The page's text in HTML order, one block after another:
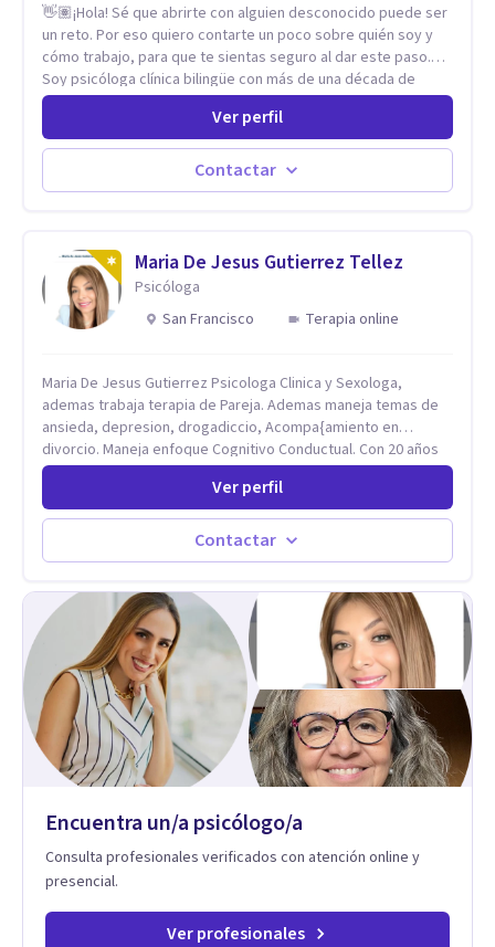
👋🏽¡Hola! Sé que abrirte con alguien desconocido puede ser
un reto. Por eso quiero contarte un poco sobre quién soy y
cómo trabajo, para que te sientas seguro al dar este paso.
Soy psicóloga clínica bilingüe con más de una década de
experiencia. He dictado conferencias, escrito artículos y
ejercido como profesora universitaria. Un dato curioso: he
vivido en varios países y conozco de primera mano lo que
significa ser migrante, adaptarse a los cambios y empezar de
nuevo.
Ver perfil
Contactar
Maria De Jesus Gutierrez Tellez
Psicóloga
San Francisco
Terapia online
Maria De Jesus Gutierrez Psicologa Clinica y Sexologa,
ademas trabaja terapia de Pareja. Ademas maneja temas de
ansieda, depresion, drogadiccio, Acompa{amiento en
divorcio. Maneja enfoque Cognitivo Conductual. Con 20 años
de experiencia, constantemente capacitandose en las
diferntes areas de la Salud Mental.
Ver perfil
Contactar
Encuentra un/a psicólogo/a
Consulta profesionales verificados con atención online y
presencial.
Ver profesionales